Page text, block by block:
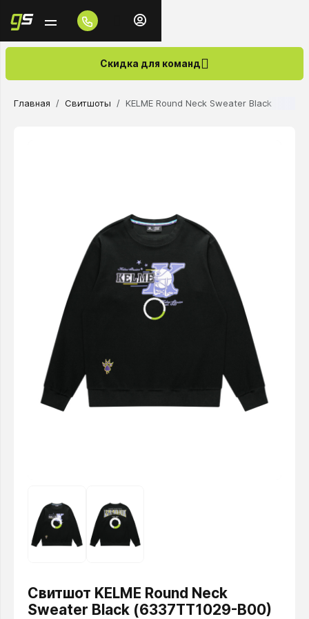
Скидка для команд
Главная Свитшоты KELME Round Neck Sweater Black
Свитшот KELME Round Neck
Sweater Black (6337TT1029-B00)